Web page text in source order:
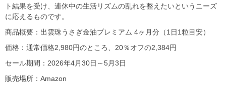
ト結果を受け、連休中の生活リズムの乱れを整えたいというニーズ
に応えるものです。
商品概要：出雲珠うさぎ金油プレミアム 4ヶ月分（1日1粒目安）
価格：通常価格2,980円のところ、20％オフの2,384円
セール期間：2026年4月30日～5月3日
販売場所：Amazon